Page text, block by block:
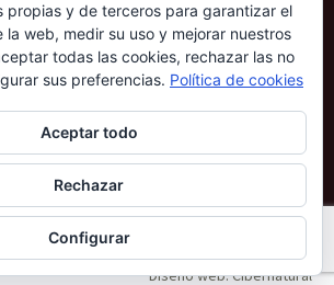
de Tenerife
Incorporation S.L.
Diseño web: Cibernatural
propias y de terceros para garantizar el
la web, medir su uso y mejorar nuestros
todas las cookies, rechazar las no
sus preferencias. Política de cookies
Aceptar todo
Rechazar
Configurar